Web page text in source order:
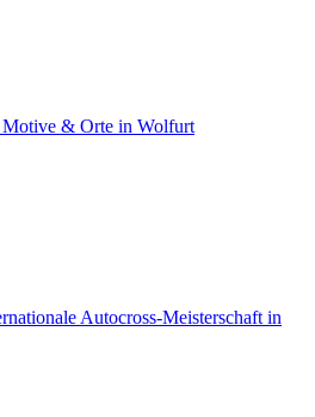
& Orte in Wolfurt
Autocross-Meisterschaft in